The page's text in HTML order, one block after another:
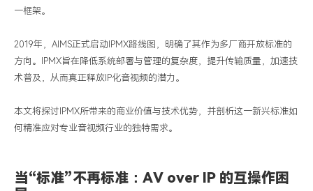
一框架。
2019年， AIMS正式启动 IPMX路线图，明确了其作为多厂商开放标准的
方向。
IPMX旨在降低系统部署与管理的复杂度，提升传输质量，加速技
术普及，从而真正释放 IP化音视频的潜力。
本文将探讨 IPMX所带来的商业价值与技术优势，并剖析这一新兴标准如
何精准应对专业音视频行业的独特需求。
当“标准”不再标准：AV over IP 的互操作困